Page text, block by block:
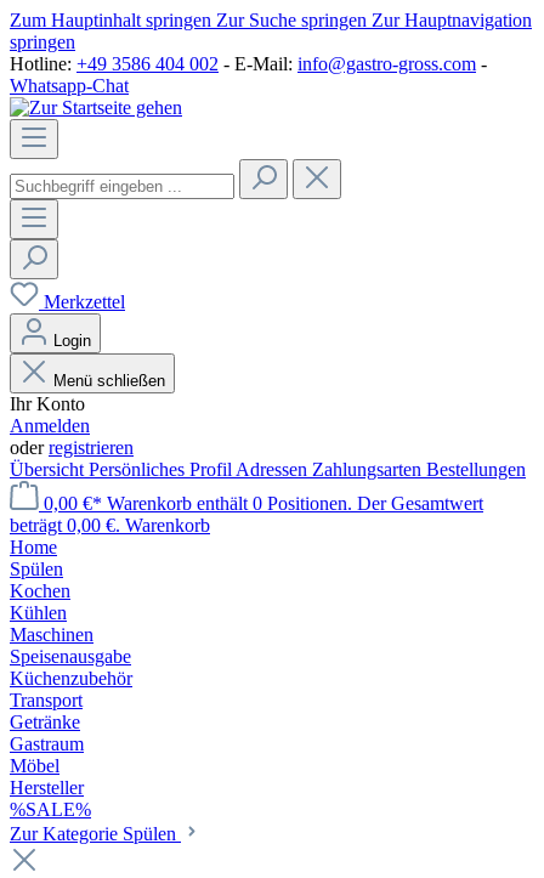
Zum Hauptinhalt springen Zur Suche springen Zur Hauptnavigation
springen
Hotline: +49 3586 404 002 - E-Mail: info@gastro-gross.com -
Whatsapp-Chat
Merkzettel
Login
Menü schließen
Ihr Konto
Anmelden
oderregistrieren
Übersicht Persönliches Profil Adressen Zahlungsarten Bestellungen
0,00 €* Warenkorb enthält 0 Positionen. Der Gesamtwert
beträgt 0,00 €. Warenkorb
Home
Spülen
Kochen
Kühlen
Maschinen
Speisenausgabe
Küchenzubehör
Transport
Getränke
Gastraum
Möbel
Hersteller
%SALE%
Zur Kategorie Spülen